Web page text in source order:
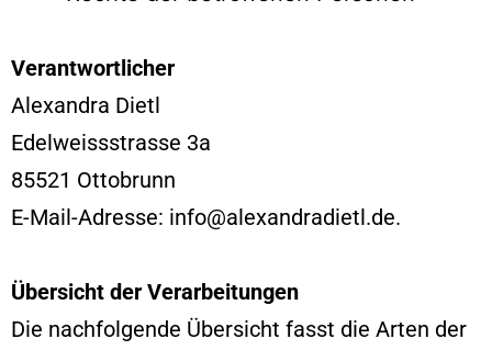
Verantwortlicher
Alexandra Dietl
Edelweissstrasse 3a
85521 Ottobrunn
E-Mail-Adresse: info@alexandradietl.de.
Übersicht der Verarbeitungen
Die nachfolgende Übersicht fasst die Arten der